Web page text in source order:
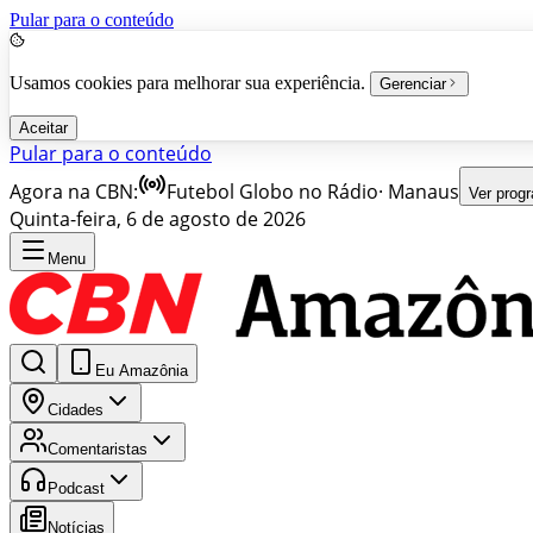
Pular para o conteúdo
Usamos cookies para melhorar sua experiência. Gerenciar
Aceitar
Pular para o conteúdo
Agora na CBN:
Futebol Globo no Rádio· Manaus Ver
Quinta-feira, 6 de agosto de 2026
Menu
Eu Amazônia
Cidades
Comentaristas
Podcast
Notícias